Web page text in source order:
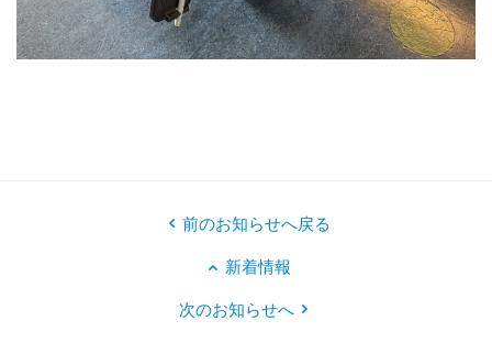
前のお知らせへ戻る
新着情報
次のお知らせへ